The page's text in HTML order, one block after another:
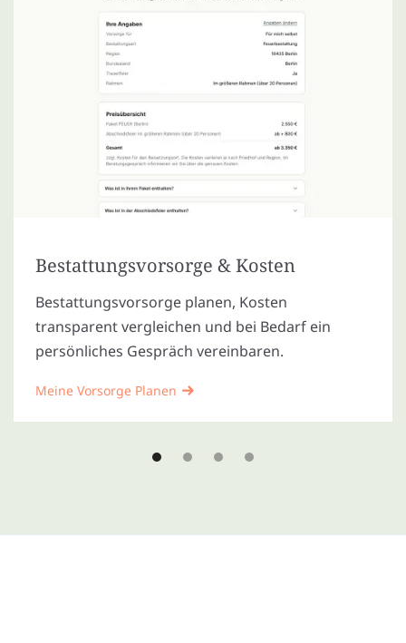
Bestattungsvorsorge & Kosten
Bestattungsvorsorge planen, Kosten
transparent vergleichen und bei Bedarf ein
persönliches Gespräch vereinbaren.
Meine Vorsorge Planen